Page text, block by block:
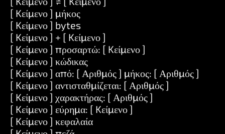
[ Kείμενο ] μήκος
[ Kείμενο ] bytes
[ Kείμενο ] + [ Kείμενο ]
[ Kείμενο ] προσαρτώ: [ Kείμενο ]
[ Kείμενο ] κώδικας
[ Kείμενο ] από: [ Αριθμός ] μήκος: [ Αριθμός ]
[ Kείμενο ] αντισταθμίζεται: [ Αριθμός ]
[ Kείμενο ] χαρακτήρας: [ Αριθμός ]
[ Kείμενο ] εύρημα: [ Kείμενο ]
[ Kείμενο ] κεφαλαία